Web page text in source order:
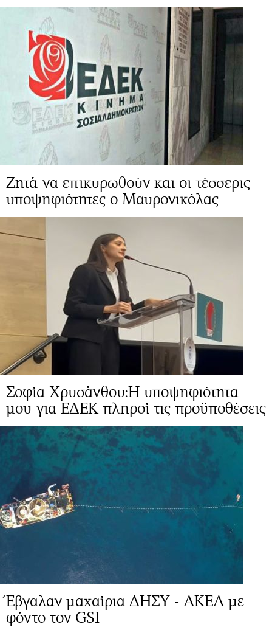
Ζητά να επικυρωθούν και οι τέσσερις
υποψηφιότητες ο Μαυρονικόλας
Σοφία Χρυσάνθου:Η υποψηφιότητα
μου για ΕΔΕΚ πληροί τις προϋποθέσεις
Έβγαλαν μαχαίρια ΔΗΣΥ - ΑΚΕΛ με
φόντο τον GSI